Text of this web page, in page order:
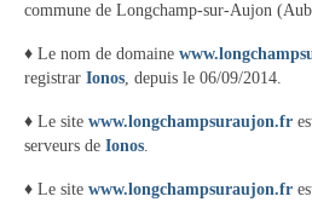
Accueil en mairie
Longchamp-sur-Aujon en
Accès / Transports
commune de Longchamp-sur-Aujon
♦ Le nom de domaine
registrar Ionos, depuis le 06/09/2014.
♦ Le site www.longchampsuraujon.fr
serveurs de Ionos.
♦ Le site www.longchampsuraujon.fr